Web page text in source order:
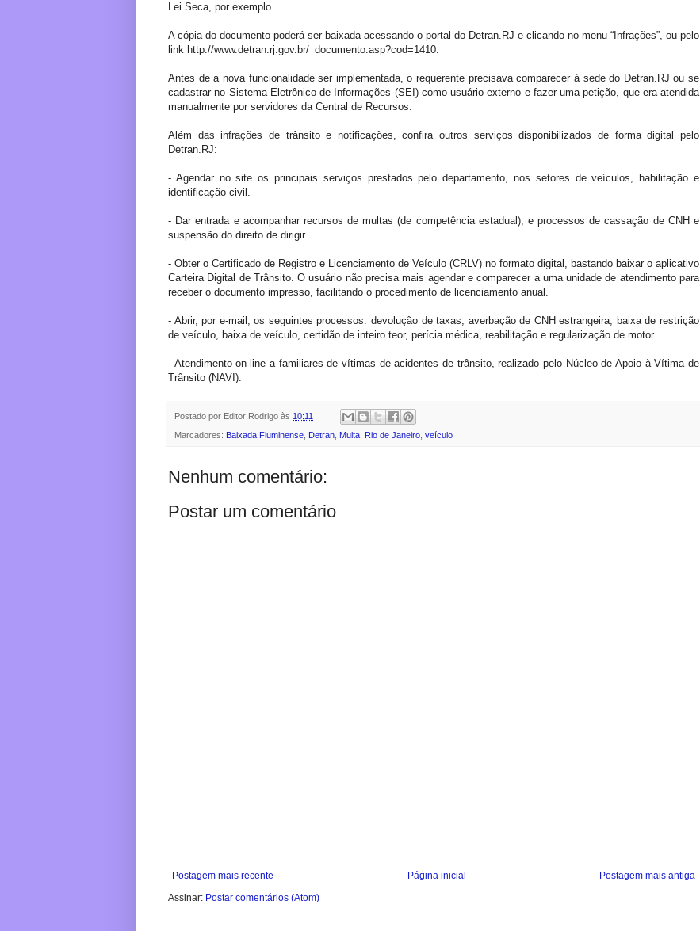
Lei Seca, por exemplo.
A cópia do documento poderá ser baixada acessando o portal do Detran.RJ e clicando no menu “Infrações”, ou pelo
link http://www.detran.rj.gov.br/_documento.asp?cod=1410.
Antes de a nova funcionalidade ser implementada, o requerente precisava comparecer à sede do Detran.RJ ou se
cadastrar no Sistema Eletrônico de Informações (SEI) como usuário externo e fazer uma petição, que era atendida
manualmente por servidores da Central de Recursos.
Além das infrações de trânsito e notificações, confira outros serviços disponibilizados de forma digital pelo
Detran.RJ:
- Agendar no site os principais serviços prestados pelo departamento, nos setores de veículos, habilitação e
identificação civil.
- Dar entrada e acompanhar recursos de multas (de competência estadual), e processos de cassação de CNH e
suspensão do direito de dirigir.
- Obter o Certificado de Registro e Licenciamento de Veículo (CRLV) no formato digital, bastando baixar o aplicativo
Carteira Digital de Trânsito. O usuário não precisa mais agendar e comparecer a uma unidade de atendimento para
receber o documento impresso, facilitando o procedimento de licenciamento anual.
- Abrir, por e-mail, os seguintes processos: devolução de taxas, averbação de CNH estrangeira, baixa de restrição
de veículo, baixa de veículo, certidão de inteiro teor, perícia médica, reabilitação e regularização de motor.
- Atendimento on-line a familiares de vítimas de acidentes de trânsito, realizado pelo Núcleo de Apoio à Vítima de
Trânsito (NAVI).
Postado por Editor Rodrigo às 10:11
Marcadores: Baixada Fluminense, Detran, Multa, Rio de Janeiro, veículo
Nenhum comentário:
Postar um comentário
Postagem mais recente Postagem mais antiga
Página inicial
Assinar: Postar comentários (Atom)